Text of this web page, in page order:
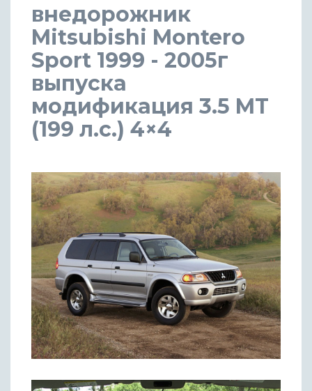
внедорожник
Mitsubishi Montero
Sport 1999 - 2005г
выпуска
модификация 3.5 MT
(199 л.с.) 4×4